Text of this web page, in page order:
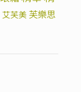
艾芙美芙樂思